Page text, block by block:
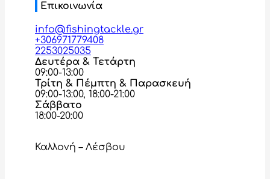
Επικοινωνία
info@fishingtackle.gr
+306971779408
2253025035
Δευτέρα & Τετάρτη
09:00-13:00
Τρίτη & Πέμπτη & Παρασκευή
09:00-13:00, 18:00-21:00
Σάββατο
18:00-20:00
Καλλονή – Λέσβου